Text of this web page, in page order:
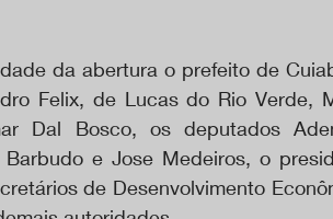
da abertura o prefeito de
Felix, de Lucas do Rio Verde,
Dal Bosco, os deputados
e Jose Medeiros, o
de Desenvolvimento